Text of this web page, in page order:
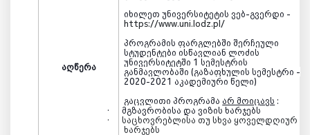
აღწერა
იხილეთ უნივერსიტეტის ვებ-გვერდი -
https://www.uni.lodz.pl/
პროგრამის ფარგლებში შერჩეული
სტუდენტები ისწავლიან ლოძის
უნივერსიტეტში 1 სემესტრის
განმავლობაში (გაზაფხულის სემესტრი -
2020-2021 აკადემიური წელი)
გაცვლითი პროგრამა არ მოიცავს :
·
მგზავრობისა და ვიზის ხარჯებს
·
საცხოვრებლისა თუ სხვა ყოველდღიურ
ხარჯებს